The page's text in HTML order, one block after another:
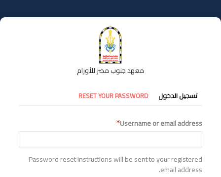
إلى
المحتوى
معهد جنوب مصر للأورام
التبويبات
الأساسية
تسجيل الدخول RESET YOUR PASSWORD
Username or email address
Password reset instructions will be sent to your registered
email address.